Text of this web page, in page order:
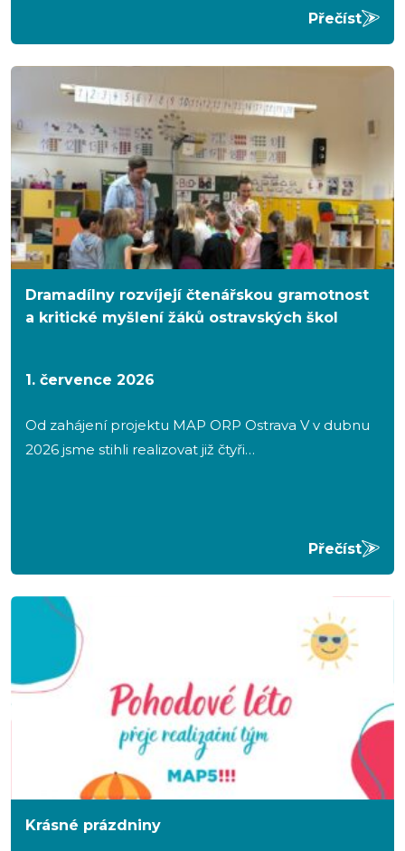
Přečíst
Dramadílny rozvíjejí čtenářskou gramotnost
a kritické myšlení žáků ostravských škol
1. července 2026
Od zahájení projektu MAP ORP Ostrava V v dubnu
2026 jsme stihli realizovat již čtyři…
Přečíst
Krásné prázdniny